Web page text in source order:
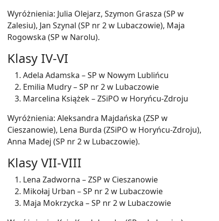
Wyróżnienia: Julia Olejarz, Szymon Grasza (SP w
Zalesiu), Jan Szynal (SP nr 2 w Lubaczowie), Maja
Rogowska (SP w Narolu).
Klasy IV-VI
Adela Adamska – SP w Nowym Lublińcu
Emilia Mudry – SP nr 2 w Lubaczowie
Marcelina Książek – ZSiPO w Horyńcu-Zdroju
Wyróżnienia: Aleksandra Majdańska (ZSP w
Cieszanowie), Lena Burda (ZSiPO w Horyńcu-Zdroju),
Anna Madej (SP nr 2 w Lubaczowie).
Klasy VII-VIII
Lena Zadworna – ZSP w Cieszanowie
Mikołaj Urban – SP nr 2 w Lubaczowie
Maja Mokrzycka – SP nr 2 w Lubaczowie